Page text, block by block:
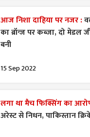
आज निशा दाहिया पर नजर :
का ब्रॉन्ज पर कब्जा, दो मेडल
बनी
15 Sep 2022
लगा था मैच फिक्सिंग का
अरेस्ट से निधन, पाकिस्तान